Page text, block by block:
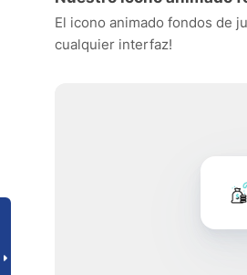
El icono animado fondos de
cualquier interfaz!